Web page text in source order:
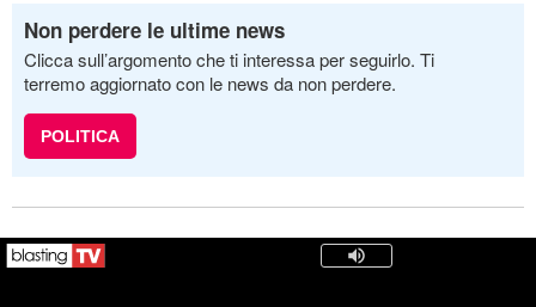
Non perdere le ultime news
Clicca sull’argomento che ti interessa per seguirlo. Ti
terremo aggiornato con le news da non perdere.
POLITICA